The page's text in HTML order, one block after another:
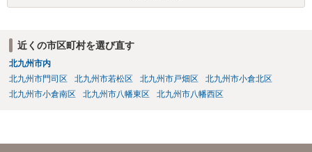
近くの市区町村を選び直す
北九州市内
北九州市門司区
北九州市若松区 北九州市戸畑区
北九州市小倉北区
北九州市小倉南区
北九州市八幡東区 北九州市八幡西区